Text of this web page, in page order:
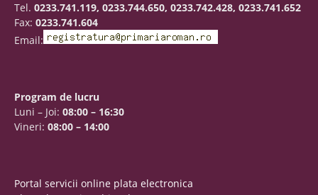
Tel. 0233.741.119, 0233.744.650, 0233.742.428, 0233.741.652
Fax: 0233.741.604
Email:
Program de lucru
Luni – Joi: 08:00 – 16:30
Vineri: 08:00 – 14:00
Portal servicii online plata electronica